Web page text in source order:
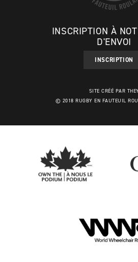
INSCRIPTION À
D'ENVOI
INSCRIPTION
SITE CRÉÉ PAR
© 2018 RUGBY EN FAUTEUIL